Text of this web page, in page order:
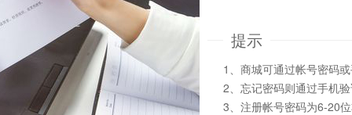
提示
1、商城可通过帐号密码
2、忘记密码则通过手机
3、注册帐号密码为6-20